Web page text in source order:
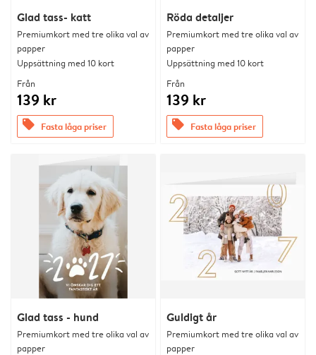
Glad tass- katt
Premiumkort med tre olika val av
papper
Uppsättning med 10 kort
Från
139 kr
offers Fasta låga priser
Röda detaljer
Premiumkort med tre olika val av
papper
Uppsättning med 10 kort
Från
139 kr
offers Fasta låga priser
Glad tass - hund
Premiumkort med tre olika val av
papper
Guldigt år
Premiumkort med tre olika val av
papper